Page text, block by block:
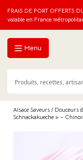
FRAIS DE PORT
valable en France
Menu
Alsace Saveurs / Douceurs
Schnackakueche » –